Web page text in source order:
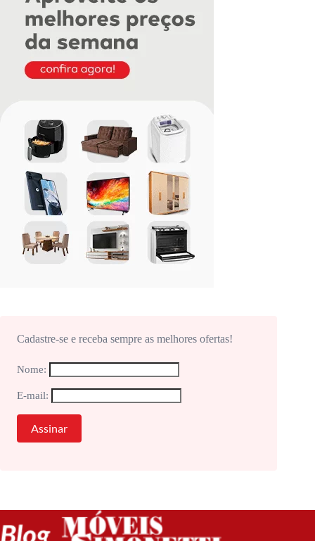
Cadastre-se e receba sempre as melhores ofertas!
Nome:
E-mail: